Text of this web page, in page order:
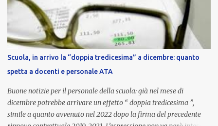
stipendio dei dirigenti scolastici. Viene corrisposta per valorizzare
la qualità dell’attività svolta, la gestione delle risorse e il
raggiungimento degli obiettivi fissati dal Ministero dell’Istruzione
e del Merito (MIM) . Per l’anno scolastico 2023/2024, il MIM ha
completato la procedura di valutazione e trasmesso i dati a NoiPA,
che ha poi disposto la liquidazione automatica in busta paga . Gli
importi e le trattenute L’importo medio lordo riconosciuto è di 6....
Scuola, in arrivo la “doppia tredicesima” a dicembre: quanto
spetta a docenti e personale ATA
Buone notizie per il personale della scuola: già nel mese di
dicembre potrebbe arrivare un effetto “ doppia tredicesima ”,
simile a quanto avvenuto nel 2022 dopo la firma del precedente